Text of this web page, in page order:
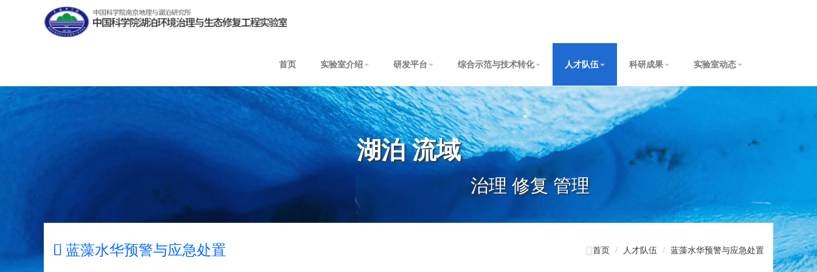
首页 实验室介绍 研发平台 综合示范与技术转化 人才队伍 科研成果 实验室动态
湖泊 流域
治理 修复 管理
 蓝藻水华预警与应急处置 首页 人才队伍 蓝藻水华预警与应急处置